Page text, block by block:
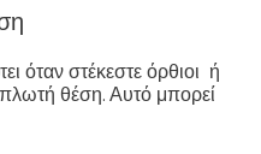
όταν στέκεστε όρθιοι ή
θέση. Αυτό μπορεί